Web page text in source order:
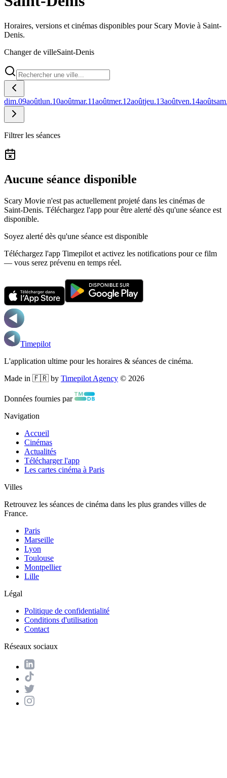
Horaires, versions et cinémas disponibles pour Scary Movie à Saint-
Denis.
Changer de villeSaint-Denis
dim.09aoûtlun.10aoûtmar.11aoûtmer.12aoûtjeu.13aoûtven.14août
Filtrer les séances
Aucune séance disponible
Scary Movie n'est pas actuellement projeté dans les cinémas de
Saint-Denis. Téléchargez l'app pour être alerté dès qu'une séance est
disponible.
Soyez alerté dès qu'une séance est disponible
Téléchargez l'app Timepilot et activez les notifications pour ce film
— vous serez prévenu en temps réel.
Timepilot
L'application ultime pour les horaires & séances de cinéma.
Made in 🇫🇷 by Timepilot Agency © 2026
Données fournies par
Navigation
Accueil
Cinémas
Actualités
Télécharger l'app
Les cartes cinéma à Paris
Villes
Retrouvez les séances de cinéma dans les plus grandes villes de
France.
Paris
Marseille
Lyon
Toulouse
Montpellier
Lille
Légal
Politique de confidentialité
Conditions d'utilisation
Contact
Réseaux sociaux